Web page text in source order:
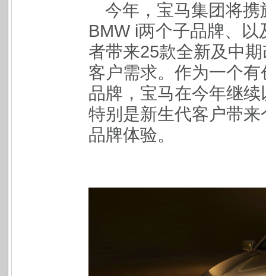
今年，宝马集团将
BMW i两个子品牌、
者带来25款全新及中
客户需求。作为一个
品牌，宝马在今年继
特别是新生代客户带
品牌体验。